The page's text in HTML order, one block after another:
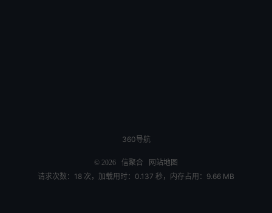
360导航
© 2026 信聚合 网站地图
请求次数：18 次，加载用时：0.137 秒，内存占用：9.66 MB